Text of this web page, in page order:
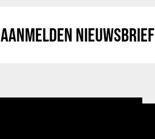
AANMELDEN NIEUWSBRIEF